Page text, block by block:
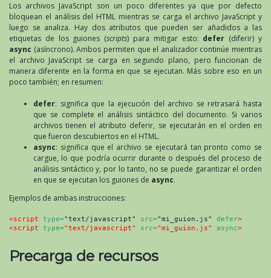
Los archivos JavaScript son un poco diferentes ya que por defecto
bloquean el análisis del HTML mientras se carga el archivo JavaScript y
luego se analiza. Hay dos atributos que pueden ser añadidos a las
etiquetas de los guiones (scripts) para mitigar esto: defer (diferir) y
async (asíncrono). Ambos permiten que el analizador continúe mientras
el archivo JavaScript se carga en segundo plano, pero funcionan de
manera diferente en la forma en que se ejecutan. Más sobre eso en un
poco también; en resumen:
defer: significa que la ejecución del archivo se retrasará hasta
que se complete el análisis sintáctico del documento. Si varios
archivos tienen el atributo deferir, se ejecutarán en el orden en
que fueron descubiertos en el HTML.
async: significa que el archivo se ejecutará tan pronto como se
cargue, lo que podría ocurrir durante o después del proceso de
análisis sintáctico y, por lo tanto, no se puede garantizar el orden
en que se ejecutan los guiones de async.
Ejemplos de ambas instrucciones:
<script type="text/javascript" src="mi_guion.js" defer>
<script type="text/javascript" src="mi_guion.js" async>
Precarga de recursos